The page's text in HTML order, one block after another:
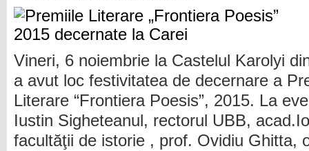
Vineri, 6 noiembrie la Castelul Karolyi
a avut loc festivitatea de decernare a
Literare “Frontiera Poesis”, 2015. La
Iustin Sigheteanul, rectorul UBB,
facultăţii de istorie , prof. Ovidiu Ghitta,